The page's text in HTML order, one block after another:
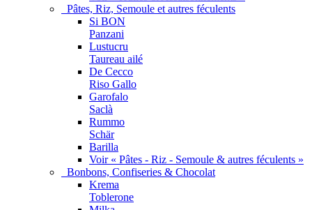
Pâtes, Riz, Semoule et autres féculents
Si BON
Panzani
Lustucru
Taureau ailé
De Cecco
Riso Gallo
Garofalo
Saclà
Rummo
Schär
Barilla
Voir « Pâtes - Riz - Semoule & autres féculents »
Bonbons, Confiseries & Chocolat
Krema
Toblerone